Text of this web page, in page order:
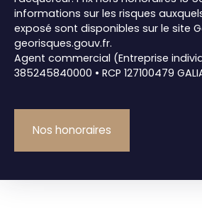
informations sur les risques
exposé sont disponibles sur le site
georisques.gouv.fr.
Agent commercial (Entreprise
385245840000 • RCP 127100479
Nos honoraires